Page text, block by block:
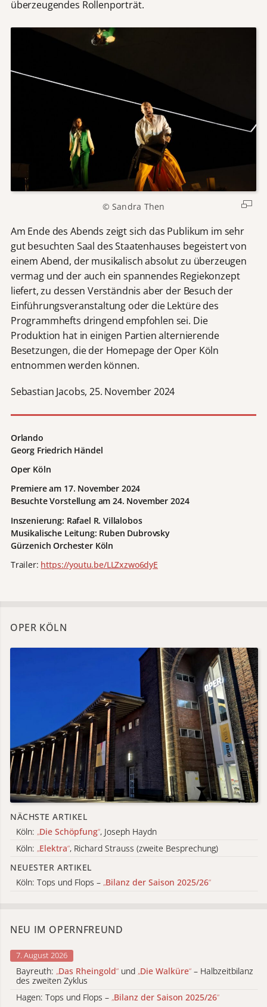
überzeugendes Rollenporträt.
© Sandra Then
Am Ende des Abends zeigt sich das Publikum im sehr
gut besuchten Saal des Staatenhauses begeistert von
einem Abend, der musikalisch absolut zu überzeugen
vermag und der auch ein spannendes Regiekonzept
liefert, zu dessen Verständnis aber der Besuch der
Einführungsveranstaltung oder die Lektüre des
Programmhefts dringend empfohlen sei. Die
Produktion hat in einigen Partien alternierende
Besetzungen, die der Homepage der Oper Köln
entnommen werden können.
Sebastian Jacobs, 25. November 2024
Orlando
Georg Friedrich Händel
Oper Köln
Premiere am 17. November 2024
Besuchte Vorstellung am 24. November 2024
Inszenierung: Rafael R. Villalobos
Musikalische Leitung: Ruben Dubrovsky
Gürzenich Orchester Köln
Trailer: https://youtu.be/LLZxzwo6dyE
OPER KÖLN
NÄCHSTE ARTIKEL
Köln: „Die Schöpfung“, Joseph Haydn
Köln: „Elektra“, Richard Strauss (zweite Besprechung)
NEUESTER ARTIKEL
Köln: Tops und Flops – „Bilanz der Saison 2025/26“
NEU IM OPERNFREUND
7. August 2026
Bayreuth: „Das Rheingold“ und „Die Walküre“ – Halbzeitbilanz
des zweiten Zyklus
Hagen: Tops und Flops – „Bilanz der Saison 2025/26“